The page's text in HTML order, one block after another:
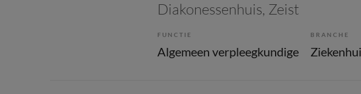
Diakonessenhuis, Zeist
FUNCTIE
Algemeen verpleegkundige
BRANCHE